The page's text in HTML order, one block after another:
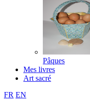
Pâques
Mes livres
Art sacré
FR EN